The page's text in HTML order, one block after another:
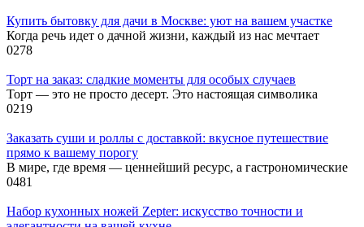
Купить бытовку для дачи в Москве: уют на вашем участке
Когда речь идет о дачной жизни, каждый из нас мечтает
0278
Торт на заказ: сладкие моменты для особых случаев
Торт — это не просто десерт. Это настоящая символика
0219
Заказать суши и роллы с доставкой: вкусное путешествие
прямо к вашему порогу
В мире, где время — ценнейший ресурс, а гастрономические
0481
Набор кухонных ножей Zepter: искусство точности и